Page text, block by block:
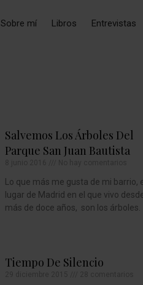
Sobre mí Libros Entrevistas
Salvemos Los Árboles Del
Parque San Juan Bautista
Lo que más me gusta de mi barrio,
lugar de Madrid en el que vivo
más de doce años, son los árboles.
Tiempo De Silencio